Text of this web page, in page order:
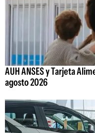
AUH ANSES y Tarjeta
agosto 2026